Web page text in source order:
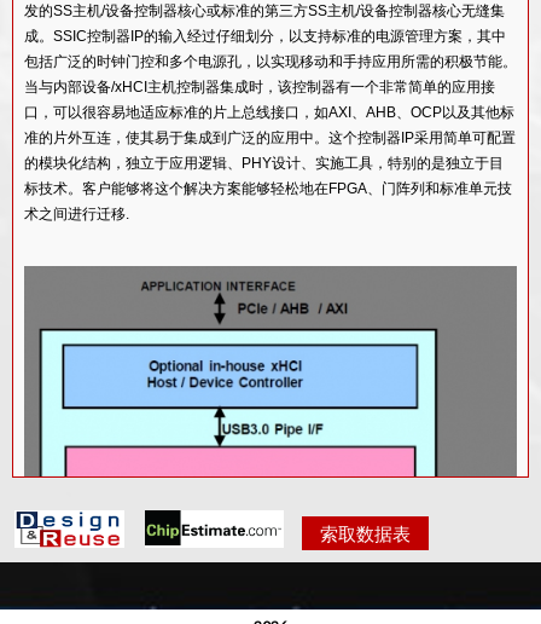
发的SS主机/设备控制器核心或标准的第三方SS主机/设备控制器核心无缝集
成。SSIC控制器IP的输入经过仔细划分，以支持标准的电源管理方案，其中
包括广泛的时钟门控和多个电源孔，以实现移动和手持应用所需的积极节能。
当与内部设备/xHCI主机控制器集成时，该控制器有一个非常简单的应用接
口，可以很容易地适应标准的片上总线接口，如AXI、AHB、OCP以及其他标
准的片外互连，使其易于集成到广泛的应用中。这个控制器IP采用简单可配置
的模块化结构，独立于应用逻辑、PHY设计、实施工具，特别的是独立于目
标技术。客户能够将这个解决方案能够轻松地在FPGA、门阵列和标准单元技
术之间进行迁移.
索取数据表